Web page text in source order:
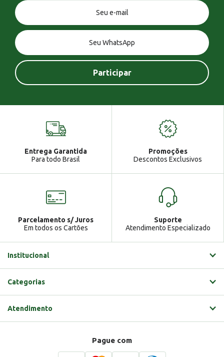
Entrega Garantida
Para todo Brasil
Promoções
Descontos Exclusivos
Parcelamento s/ Juros
Em todos os Cartões
Suporte
Atendimento Especializado
Institucional
Categorias
Atendimento
Pague com
Você tem uma mensagem!
Ga Atendimento
Gabrielle